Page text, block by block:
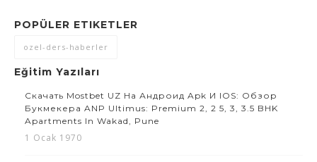
POPÜLER ETIKETLER
ozel-ders-haberler
Eğitim Yazıları
Скачать Mostbet UZ На Андроид Apk И IOS: Обзор
Букмекера ANP Ultimus: Premium 2, 2 5, 3, 3.5 BHK
Apartments In Wakad, Pune
1 Ocak 1970